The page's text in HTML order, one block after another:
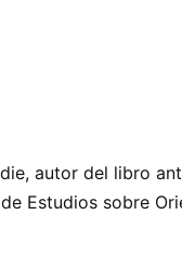
autor del libro
Estudios sobre